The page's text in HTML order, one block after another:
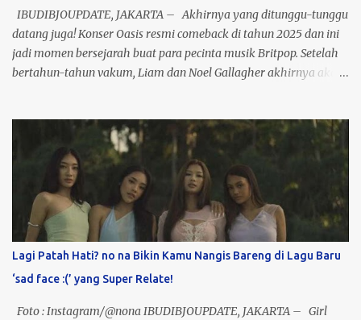
lewat platform digital, ini kesempatan emas buat lihat mereka
live di atas panggung! Tiket? Te...
IBUDIBJOUPDATE, JAKARTA – Akhirnya yang ditunggu-tunggu
datang juga! Konser Oasis resmi comeback di tahun 2025 dan ini
jadi momen bersejarah buat para pecinta musik Britpop. Setelah
bertahun-tahun vakum, Liam dan Noel Gallagher akhirnya akan
performance mereka, pasti bakal pecah banget! Nah, kabar
baiknya, kamu bisa nonton langsung Konser Oasis di beberapa
kota ikonik: Tokyo, Seoul, dan Melbourne. Gak cuma sekadar
nonton, kamu bisa sekalian traveling ke luar negeri bareng paket
trip seru ini! 3 Best Seller Paket Oasis kami udah siap: · Tokyo
(24-27 Oktober 2025) – Rp25 Juta Termasuk tiket konser
(Seating/Area), hotel bintang 3 selama 3 malam, dan tiket pesawat
PP. · Seoul (20-23 Oktober 2025) – Rp27 Juta Dapet tiket
konser Standing, hotel...
Lagi Patah Hati? no na Bikin Kamu Nangis Bareng di Lagu Baru
‘sad face :(’ yang Super Relate!
Foto : Instagram/@nona IBUDIBJOUPDATE, JAKARTA – Girl